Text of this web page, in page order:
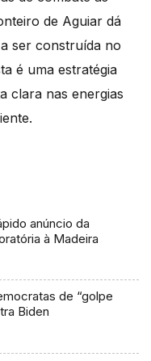
de Aguiar dá
ser construída no
é uma estratégia
clara nas energias
anúncio da
à Madeira
de “golpe
Biden